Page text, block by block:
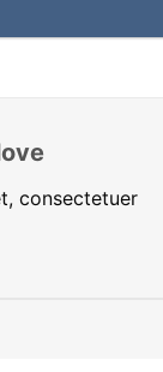
consectetuer